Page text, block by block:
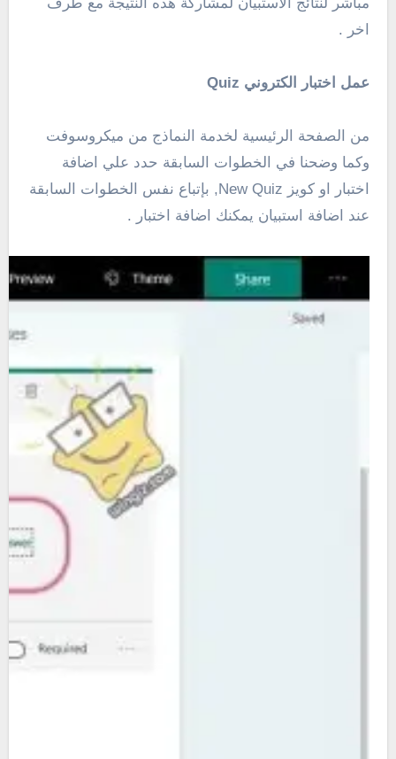
اخر .
عمل اختبار الكتروني Quiz
من الصفحة الرئيسية لخدمة النماذج من ميكروسوفت
وكما وضحنا في الخطوات السابقة حدد علي اضافة
اختبار او كويز New Quiz, بإتباع نفس الخطوات السابقة
عند اضافة استبيان يمكنك اضافة اختبار .